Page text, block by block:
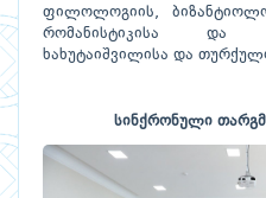
ფილოლოგიის,
რომანისტიკისა და
ხახუტაიშვილისა და
სინქრონული